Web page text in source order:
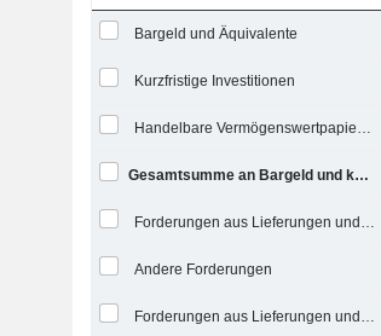
Bargeld und Äquivalente
Kurzfristige Investitionen
Handelbare Vermögenswertpapiere, Gesamt
Gesamtsumme an Bargeld und kurzfristigen Investitionen
Forderungen aus Lieferungen und Leistungen, Gesamt
Andere Forderungen
Forderungen aus Lieferungen und Leistungen